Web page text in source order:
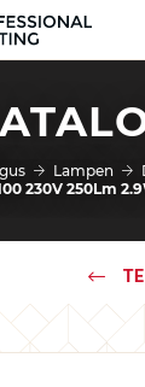
Lampen
230V 250Lm